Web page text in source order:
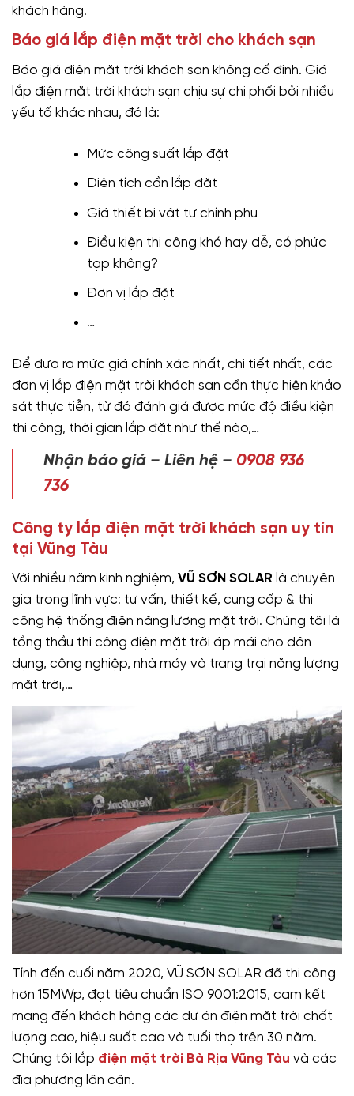
khách hàng.
Báo giá lắp điện mặt trời cho khách sạn
Báo giá điện mặt trời khách sạn không cố định. Giá
lắp điện mặt trời khách sạn chịu sự chi phối bởi nhiều
yếu tố khác nhau, đó là:
Mức công suất lắp đặt
Diện tích cần lắp đặt
Giá thiết bị vật tư chính phụ
Điều kiện thi công khó hay dễ, có phức
tạp không?
Đơn vị lắp đặt
…
Để đưa ra mức giá chính xác nhất, chi tiết nhất, các
đơn vị lắp điện mặt trời khách sạn cần thực hiện khảo
sát thực tiễn, từ đó đánh giá được mức độ điều kiện
thi công, thời gian lắp đặt như thế nào,…
Nhận báo giá – Liên hệ – 0908 936
736
Công ty lắp điện mặt trời khách sạn uy tín
tại Vũng Tàu
Với nhiều năm kinh nghiệm, VŨ SƠN SOLAR là chuyên
gia trong lĩnh vực: tư vấn, thiết kế, cung cấp & thi
công hệ thống điện năng lượng mặt trời. Chúng tôi là
tổng thầu thi công điện mặt trời áp mái cho dân
dụng, công nghiệp, nhà máy và trang trại năng lượng
mặt trời,…
Tính đến cuối năm 2020, VŨ SƠN SOLAR đã thi công
hơn 15MWp, đạt tiêu chuẩn ISO 9001:2015, cam kết
mang đến khách hàng các dự án điện mặt trời chất
lượng cao, hiệu suất cao và tuổi thọ trên 30 năm.
Chúng tôi lắp điện mặt trời Bà Rịa Vũng Tàu và các
địa phương lân cận.